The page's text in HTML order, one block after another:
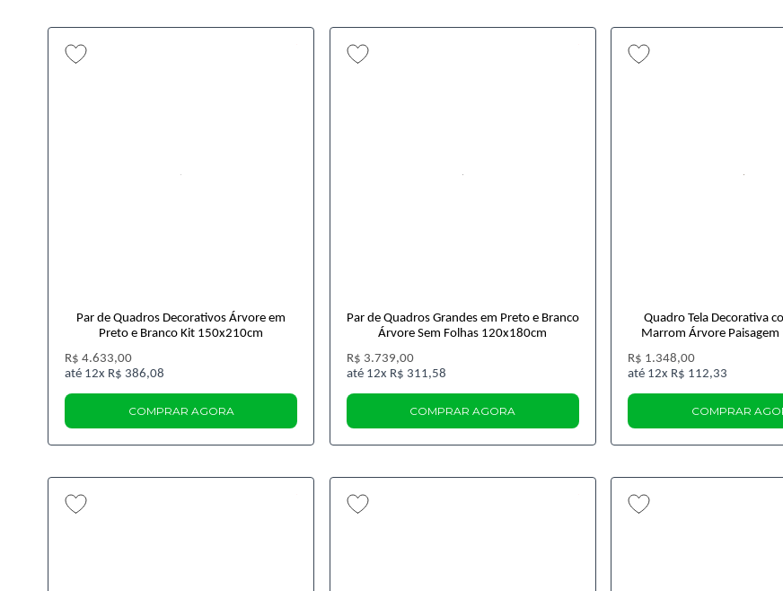
Par de Quadros Decorativos Árvore em
Preto e Branco Kit 150x210cm
R$ 4.633,00
12x R$ 386,08
COMPRAR AGORA
Par de Quadros Grandes em Preto e Branco
Árvore Sem Folhas 120x180cm
R$ 3.739,00
12x R$ 311,58
COMPRAR AGORA
Quadro Tela Decorativa
Marrom Árvore
R$ 1.348,00
12x R$ 112,33
COMPRAR